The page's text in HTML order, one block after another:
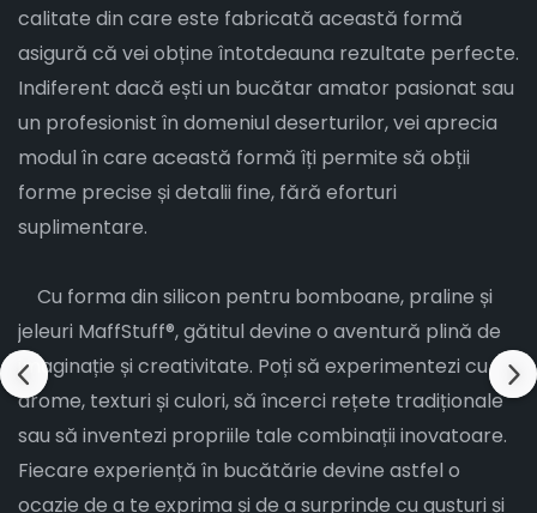
calitate din care este fabricată această formă
asigură că vei obține întotdeauna rezultate perfecte.
Indiferent dacă ești un bucătar amator pasionat sau
un profesionist în domeniul deserturilor, vei aprecia
modul în care această formă îți permite să obții
forme precise și detalii fine, fără eforturi
suplimentare.
Cu forma din silicon pentru bomboane, praline și
jeleuri MaffStuff®, gătitul devine o aventură plină de
imaginație și creativitate. Poți să experimentezi cu
arome, texturi și culori, să încerci rețete tradiționale
sau să inventezi propriile tale combinații inovatoare.
Fiecare experiență în bucătărie devine astfel o
ocazie de a te exprima și de a surprinde cu gusturi și